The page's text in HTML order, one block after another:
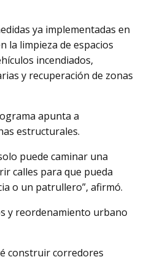
ya implementadas en
la limpieza de espacios
incendiados,
y recuperación de zonas
apunta a
estructurales.
puede caminar una
calles para que pueda
o un patrullero”, afirmó.
y reordenamiento urbano
construir corredores